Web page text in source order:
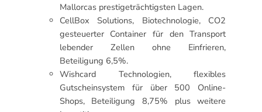
Mallorcas prestigeträchtigsten Lagen.
CellBox Solutions, Biotechnologie, CO2
gesteuerter Container für den Transport
lebender Zellen ohne Einfrieren,
Beteiligung 6,5%.
Wishcard Technologien, flexibles
Gutscheinsystem für über 500 Online-
Shops, Beteiligung 8,75% plus weitere